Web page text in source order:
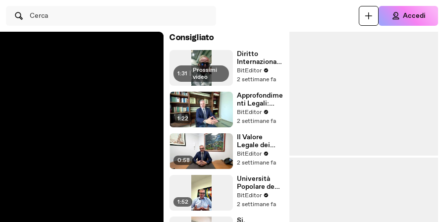
Cerca Accedi
Consigliato
1:31
Prossimi
video
Diritto
Internazionale
: Università
Popolare degli
Milano
BitEditor
2 settimane fa
1:22
Approfondime
nti Legali:
Università
Popolare degli
Milano
BitEditor
2 settimane fa
0:58
Il Valore
Legale dei
Titoli
dell'Universit
degli Studi di
Milano
BitEditor
2 settimane fa
1:52
Università
Popolare degli
Studi di
Milano:
nto Titoli
BitEditor
2 settimane fa